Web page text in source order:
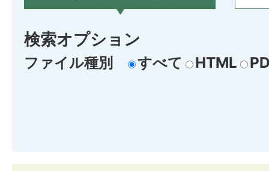
検索オプション
ファイル種別 すべて HTML